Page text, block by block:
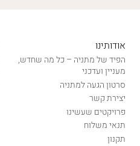
אודותינו
הפיד של מתניה – כל מה שחדש,
מעניין ועדכני
סרטון הגעה למתניה
יצירת קשר
פרויקטים שעשינו
תנאי משלוח
תקנון